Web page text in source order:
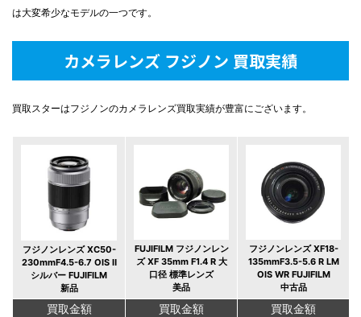
は大変希少なモデルの一つです。
カメラレンズ フジノン 買取実績
買取スターはフジノンのカメラレンズ買取実績が豊富にございます。
フジノンレンズ XC50-
230mmF4.5-6.7 OIS Ⅱ
シルバー FUJIFILM
新品
FUJIFILM フジノンレン
ズ XF 35mm F1.4 R 大
口径 標準レンズ
美品
フジノンレンズ XF18-
135mmF3.5-5.6 R LM
OIS WR FUJIFILM
中古品
買取金額
買取金額
買取金額